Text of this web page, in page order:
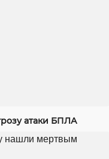
атаки БПЛА